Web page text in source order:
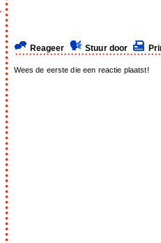
Reageer Stuur door
Wees de eerste die een reactie plaatst!